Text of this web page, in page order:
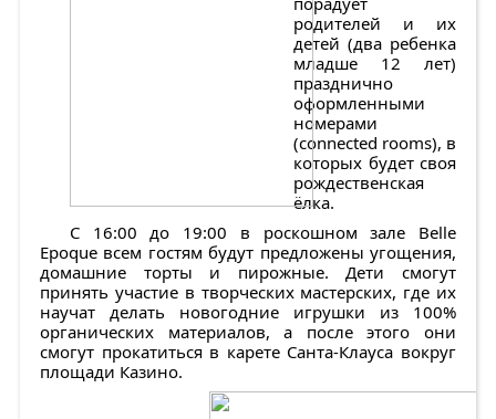
родителей и их
детей (два ребенка
младше 12 лет)
празднично
оформленными
номерами
(connected rooms), в
которых будет своя
рождественская
ёлка.
С 16:00 до 19:00 в роскошном зале Belle
Epoque всем гостям будут предложены угощения,
домашние торты и пирожные. Дети смогут
принять участие в творческих мастерских, где их
научат делать новогодние игрушки из 100%
органических материалов, а после этого они
смогут прокатиться в карете Санта-Клауса вокруг
площади Казино.